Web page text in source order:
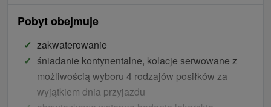
Pobyt obejmuje
zakwaterowanie
śniadanie kontynentalne, kolacje serwowane z
możliwością wyboru 4 rodzajów posiłków za
wyjątkiem dnia przyjazdu